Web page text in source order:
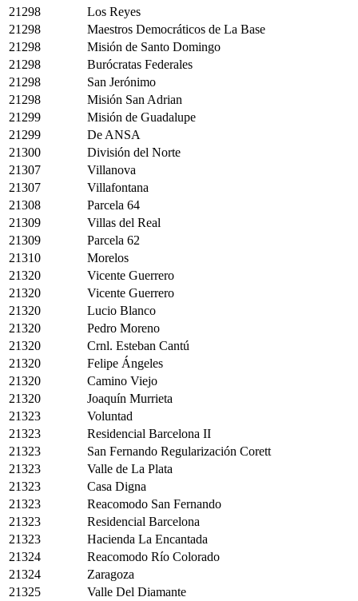
21298
Los Reyes
21298
Maestros Democráticos de La Base
21298
Misión de Santo Domingo
21298
Burócratas Federales
21298
San Jerónimo
21298
Misión San Adrian
21299
Misión de Guadalupe
21299
De ANSA
21300
División del Norte
21307
Villanova
21307
Villafontana
21308
Parcela 64
21309
Villas del Real
21309
Parcela 62
21310
Morelos
21320
Vicente Guerrero
21320
Vicente Guerrero
21320
Lucio Blanco
21320
Pedro Moreno
21320
Crnl. Esteban Cantú
21320
Felipe Ángeles
21320
Camino Viejo
21320
Joaquín Murrieta
21323
Voluntad
21323
Residencial Barcelona II
21323
San Fernando Regularización Corett
21323
Valle de La Plata
21323
Casa Digna
21323
Reacomodo San Fernando
21323
Residencial Barcelona
21323
Hacienda La Encantada
21324
Reacomodo Río Colorado
21324
Zaragoza
21325
Valle Del Diamante